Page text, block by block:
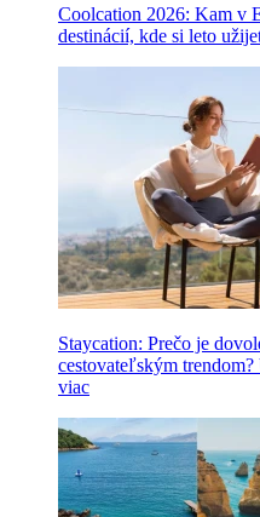
Coolcation 2026: Kam v
destinácií, kde si leto
Staycation: Prečo je
cestovateľským
viac